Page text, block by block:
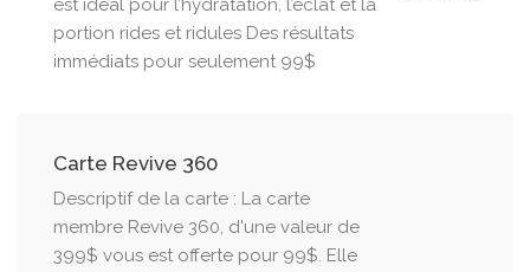
est idéal pour l’hydratation, l’éclat et la
portion rides et ridules Des résultats
immédiats pour seulement 99$
Carte Revive 360
Descriptif de la carte : La carte
membre Revive 360, d'une valeur de
399$ vous est offerte pour 99$. Elle